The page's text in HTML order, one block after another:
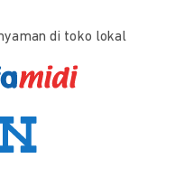
di toko lokal